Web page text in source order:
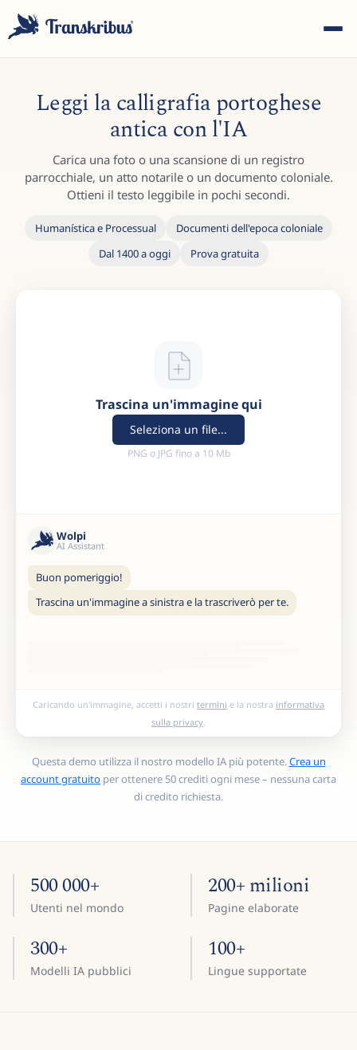
ESC
blog...
Leggi la calligrafia portoghese
antica con l'IA
Carica una foto o una scansione di un registro
parrocchiale, un atto notarile o un documento coloniale.
Ottieni il testo leggibile in pochi secondi.
Humanística e Processual
Documenti dell'epoca coloniale
Dal 1400 a oggi
Prova gratuita
Trascina un'immagine qui
Seleziona un file...
PNG o JPG fino a 10 Mb
Wolpi
AI Assistant
Buon pomeriggio!
Trascina un'immagine a sinistra e la trascriverò per te.
Caricando un'immagine, accetti i nostri termini e la nostra informativa
sulla privacy
Questa demo utilizza il nostro modello IA più potente.Crea un
account gratuito per ottenere 50 crediti ogni mese – nessuna carta
di credito richiesta.
500 000+
Utenti nel mondo
200+ milioni
Pagine elaborate
300+
Modelli IA pubblici
100+
Lingue supportate